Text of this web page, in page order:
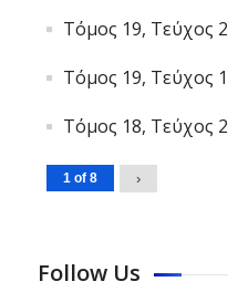
Τόμος 19, Τεύχος 2
Τόμος 19, Τεύχος 1
Τόμος 18, Τεύχος 2
1 of 8 ›
Follow Us